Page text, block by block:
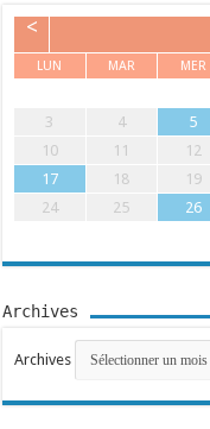
<
LUN MAR MER
3
4 5
10
11 12
17
18 19
24
25 26
Archives
Archives